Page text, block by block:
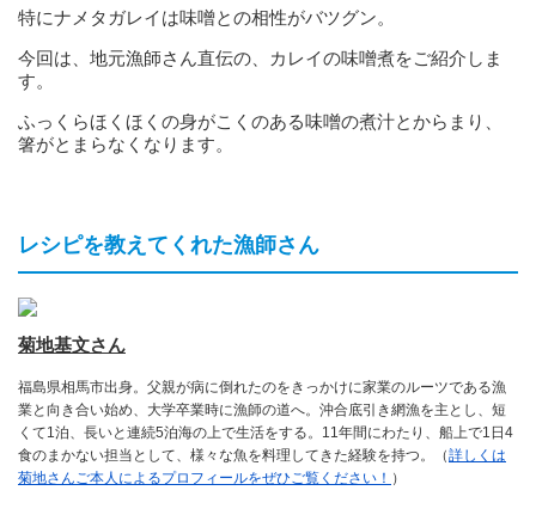
特にナメタガレイは味噌との相性がバツグン。
今回は、地元漁師さん直伝の、カレイの味噌煮をご紹介しま
す。
ふっくらほくほくの身がこくのある味噌の煮汁とからまり、
箸がとまらなくなります。
レシピを教えてくれた漁師さん
菊地基文さん
福島県相馬市出身。父親が病に倒れたのをきっかけに家業のルーツである漁
業と向き合い始め、大学卒業時に漁師の道へ。沖合底引き網漁を主とし、短
くて1泊、長いと連続5泊海の上で生活をする。11年間にわたり、船上で1日4
食のまかない担当として、様々な魚を料理してきた経験を持つ。（詳しくは
菊地さんご本人によるプロフィールをぜひご覧ください！ ）